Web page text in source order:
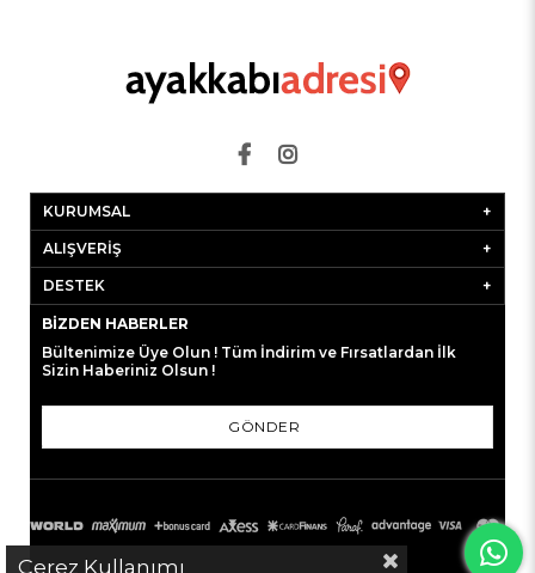
KURUMSAL
ALIŞVERİŞ
DESTEK
BIZDEN HABERLER
Bültenimize Üye Olun ! Tüm İndirim ve Fırsatlardan İlk
Sizin Haberiniz Olsun !
GÖNDER
Çerez Kullanımı